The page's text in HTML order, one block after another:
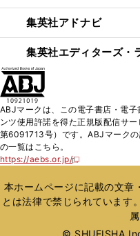
集英社アドナビ
集英社エディターズ・
ABJマークは、この電子書店・電
ンツ使用許諾を得た正規版配信サ
第6091713号）です。ABJマーク
の一覧はこちら。
https://aebs.or.jp/
新
い
ウ
ィ
本ホームページに記載の文章
とは法律で禁じられています